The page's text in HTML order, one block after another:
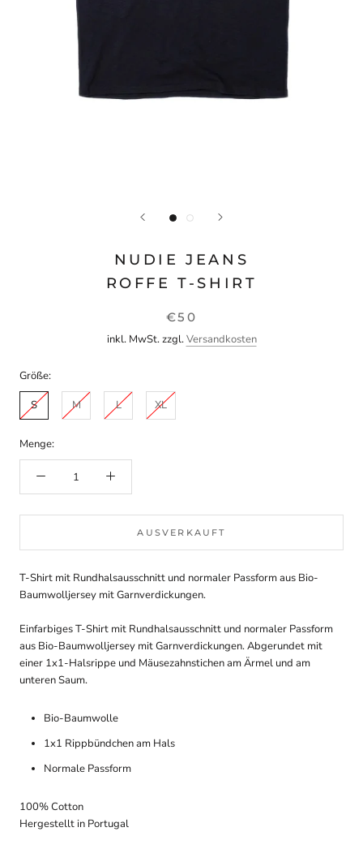
NUDIE JEANS
ROFFE T-SHIRT
€50
inkl. MwSt. zzgl.Versandkosten
Größe:
S
M L XL
Menge:
AUSVERKAUFT
T-Shirt mit Rundhalsausschnitt und normaler Passform aus Bio-
Baumwolljersey mit Garnverdickungen.
Einfarbiges T-Shirt mit Rundhalsausschnitt und normaler Passform
aus Bio-Baumwolljersey mit Garnverdickungen. Abgerundet mit
einer 1x1-Halsrippe und Mäusezahnstichen am Ärmel und am
unteren Saum.
Bio-Baumwolle
1x1 Rippbündchen am Hals
Normale Passform
100% Cotton
Hergestellt in Portugal